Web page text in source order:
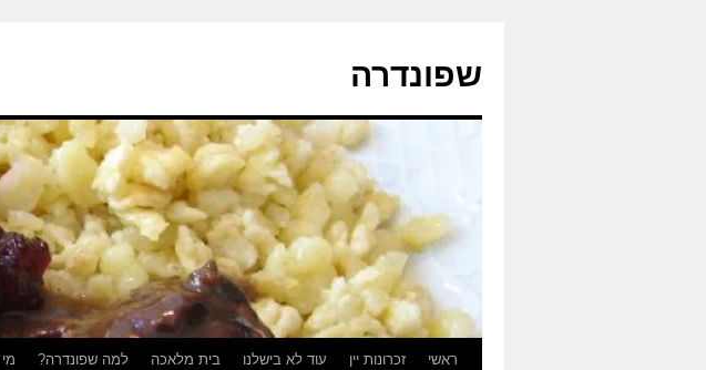
שפונדרה
ראשי זכרונות יין עוד לא בישלנו בית מלאכה למה שפונדרה?